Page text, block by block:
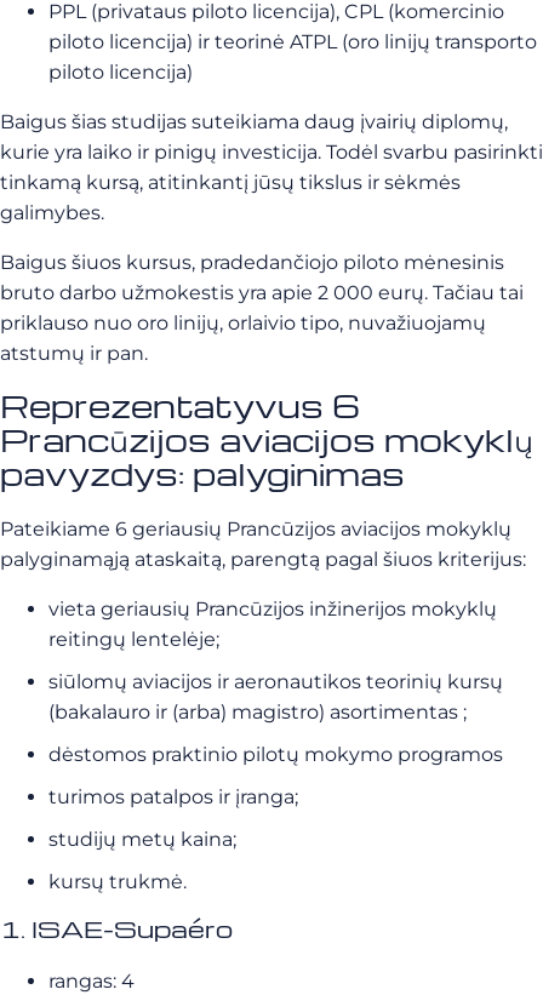
PPL (privataus piloto licencija), CPL (komercinio
piloto licencija) ir teorinė ATPL (oro linijų transporto
piloto licencija)
Baigus šias studijas suteikiama daug įvairių diplomų,
kurie yra laiko ir pinigų investicija. Todėl svarbu pasirinkti
tinkamą kursą, atitinkantį jūsų tikslus ir sėkmės
galimybes.
Baigus šiuos kursus, pradedančiojo piloto mėnesinis
bruto darbo užmokestis yra apie 2 000 eurų. Tačiau tai
priklauso nuo oro linijų, orlaivio tipo, nuvažiuojamų
atstumų ir pan.
Reprezentatyvus 6
Prancūzijos aviacijos mokyklų
pavyzdys: palyginimas
Pateikiame 6 geriausių Prancūzijos aviacijos mokyklų
palyginamąją ataskaitą, parengtą pagal šiuos kriterijus:
vieta geriausių Prancūzijos inžinerijos mokyklų
reitingų lentelėje;
siūlomų aviacijos ir aeronautikos teorinių kursų
(bakalauro ir (arba) magistro) asortimentas ;
dėstomos praktinio pilotų mokymo programos
turimos patalpos ir įranga;
studijų metų kaina;
kursų trukmė.
1. ISAE-Supaéro
rangas: 4